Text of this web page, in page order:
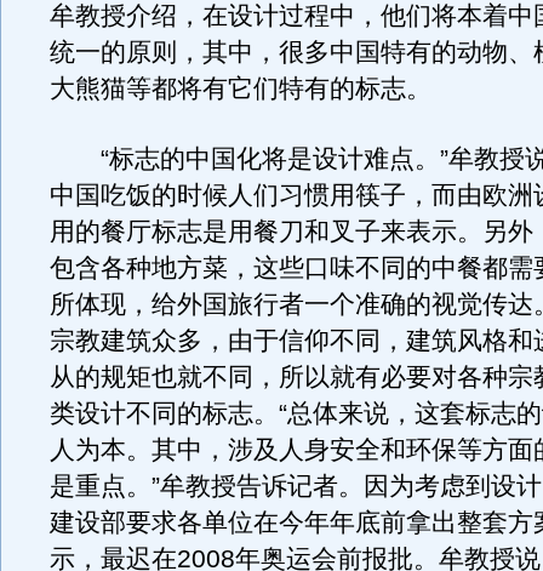
牟教授介绍，在设计过程中，他们将本着中
统一的原则，其中，很多中国特有的动物、
大熊猫等都将有它们特有的标志。
“标志的中国化将是设计难点。”牟教授
中国吃饭的时候人们习惯用筷子，而由欧洲
用的餐厅标志是用餐刀和叉子来表示。另外
包含各种地方菜，这些口味不同的中餐都需
所体现，给外国旅行者一个准确的视觉传达
宗教建筑众多，由于信仰不同，建筑风格和
从的规矩也就不同，所以就有必要对各种宗
类设计不同的标志。“总体来说，这套标志
人为本。其中，涉及人身安全和环保等方面
是重点。”牟教授告诉记者。因为考虑到设
建设部要求各单位在今年年底前拿出整套方
示，最迟在2008年奥运会前报批。牟教授